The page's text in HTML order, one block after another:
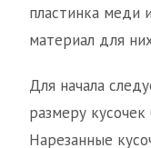
пластинка меди
материал для
Для начала
размеру
Нарезанные